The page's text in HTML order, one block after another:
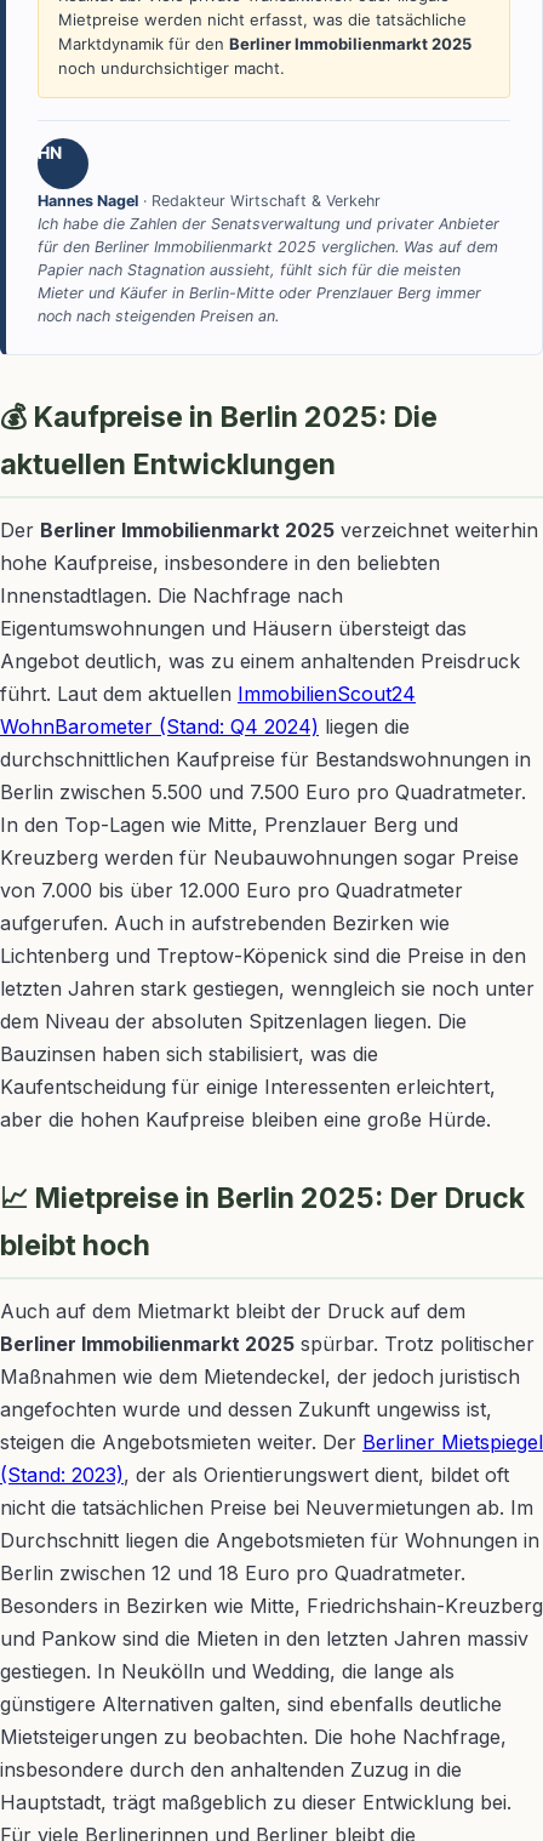
Mietpreise werden nicht erfasst, was die tatsächliche
Marktdynamik für den Berliner Immobilienmarkt 2025
noch undurchsichtiger macht.
HN
Hannes Nagel · Redakteur Wirtschaft & Verkehr
Ich habe die Zahlen der Senatsverwaltung und privater Anbieter
für den Berliner Immobilienmarkt 2025 verglichen. Was auf dem
Papier nach Stagnation aussieht, fühlt sich für die meisten
Mieter und Käufer in Berlin-Mitte oder Prenzlauer Berg immer
noch nach steigenden Preisen an.
💰 Kaufpreise in Berlin 2025: Die
aktuellen Entwicklungen
Der Berliner Immobilienmarkt 2025 verzeichnet weiterhin
hohe Kaufpreise, insbesondere in den beliebten
Innenstadtlagen. Die Nachfrage nach
Eigentumswohnungen und Häusern übersteigt das
Angebot deutlich, was zu einem anhaltenden Preisdruck
führt. Laut dem aktuellen ImmobilienScout24
WohnBarometer (Stand: Q4 2024) liegen die
durchschnittlichen Kaufpreise für Bestandswohnungen in
Berlin zwischen 5.500 und 7.500 Euro pro Quadratmeter.
In den Top-Lagen wie Mitte, Prenzlauer Berg und
Kreuzberg werden für Neubauwohnungen sogar Preise
von 7.000 bis über 12.000 Euro pro Quadratmeter
aufgerufen. Auch in aufstrebenden Bezirken wie
Lichtenberg und Treptow-Köpenick sind die Preise in den
letzten Jahren stark gestiegen, wenngleich sie noch unter
dem Niveau der absoluten Spitzenlagen liegen. Die
Bauzinsen haben sich stabilisiert, was die
Kaufentscheidung für einige Interessenten erleichtert,
aber die hohen Kaufpreise bleiben eine große Hürde.
📈 Mietpreise in Berlin 2025: Der Druck
bleibt hoch
Auch auf dem Mietmarkt bleibt der Druck auf dem
Berliner Immobilienmarkt 2025 spürbar. Trotz politischer
Maßnahmen wie dem Mietendeckel, der jedoch juristisch
angefochten wurde und dessen Zukunft ungewiss ist,
steigen die Angebotsmieten weiter. Der Berliner Mietspiegel
(Stand: 2023), der als Orientierungswert dient, bildet oft
nicht die tatsächlichen Preise bei Neuvermietungen ab. Im
Durchschnitt liegen die Angebotsmieten für Wohnungen in
Berlin zwischen 12 und 18 Euro pro Quadratmeter.
Besonders in Bezirken wie Mitte, Friedrichshain-Kreuzberg
und Pankow sind die Mieten in den letzten Jahren massiv
gestiegen. In Neukölln und Wedding, die lange als
günstigere Alternativen galten, sind ebenfalls deutliche
Mietsteigerungen zu beobachten. Die hohe Nachfrage,
insbesondere durch den anhaltenden Zuzug in die
Hauptstadt, trägt maßgeblich zu dieser Entwicklung bei.
Für viele Berlinerinnen und Berliner bleibt die